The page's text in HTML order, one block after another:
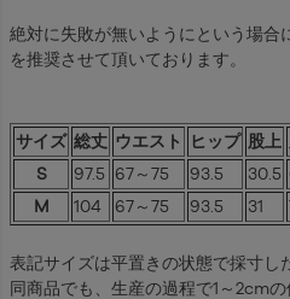
絶対に失敗が無いようにという場合
を推奨させて頂いております。
サイズ 総丈 ウエスト ヒップ 股上
S
97.5 67～75 93.5 30.5
M
104 67～75 93.5 31
表記サイズは平置きの状態で採寸し
同商品でも、生産の過程で1～2cm